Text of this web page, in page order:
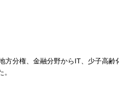
方分権、金融分野からIT、少子高齢